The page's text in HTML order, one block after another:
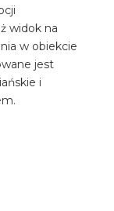
widok na
w obiekcie
jest
i